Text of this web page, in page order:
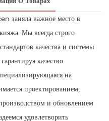
О Товарах
заняла важное место в
Мы всегда строго
качества и системы
качество
на
проектированием,
и обновлением
удовлетворить